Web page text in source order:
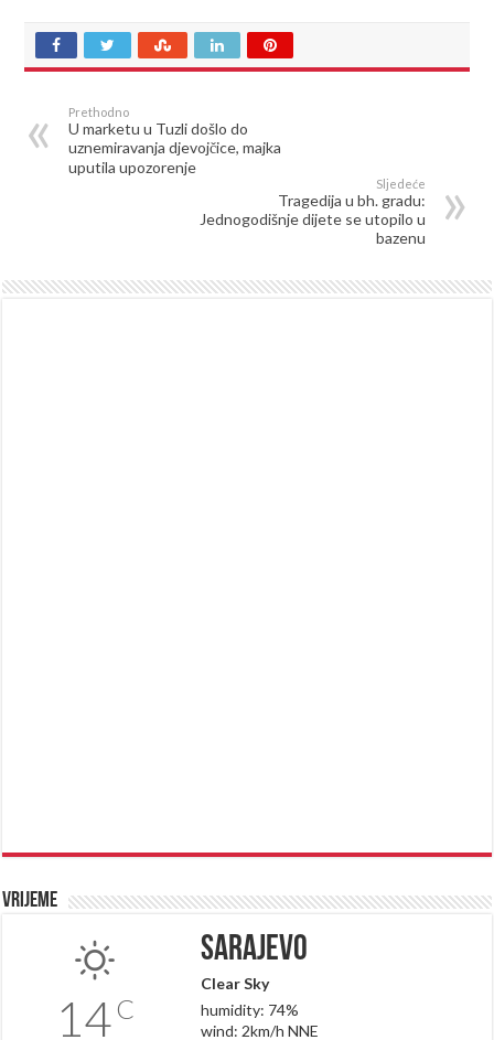
Prethodno
U marketu u Tuzli došlo do
uznemiravanja djevojčice, majka
uputila upozorenje
Sljedeće
Tragedija u bh. gradu:
Jednogodišnje dijete se utopilo u
bazenu
Vrijeme
14C
Sarajevo
Clear Sky
humidity: 74%
wind: 2km/h NNE